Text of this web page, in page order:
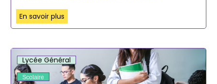
En savoir plus
Lycée Général
Scolaire